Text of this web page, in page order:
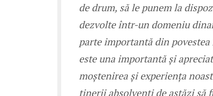
de drum, să le punem la
dezvolte într-un domeniu
parte importantă din
este una importantă și
moștenirea și experiența
tinerii absolvenți de astăzi să